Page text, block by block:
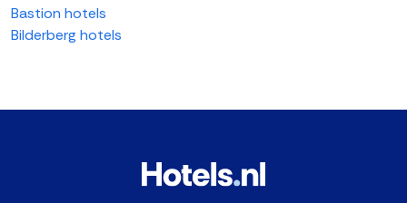
Bastion hotels
Bilderberg hotels